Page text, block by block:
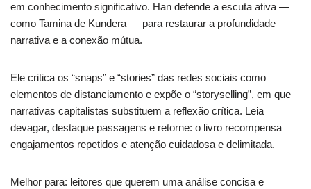
em conhecimento significativo. Han defende a escuta ativa —
como Tamina de Kundera — para restaurar a profundidade
narrativa e a conexão mútua.
Ele critica os “snaps” e “stories” das redes sociais como
elementos de distanciamento e expõe o “storyselling”, em que
narrativas capitalistas substituem a reflexão crítica. Leia
devagar, destaque passagens e retorne: o livro recompensa
engajamentos repetidos e atenção cuidadosa e delimitada.
Melhor para: leitores que querem uma análise concisa e